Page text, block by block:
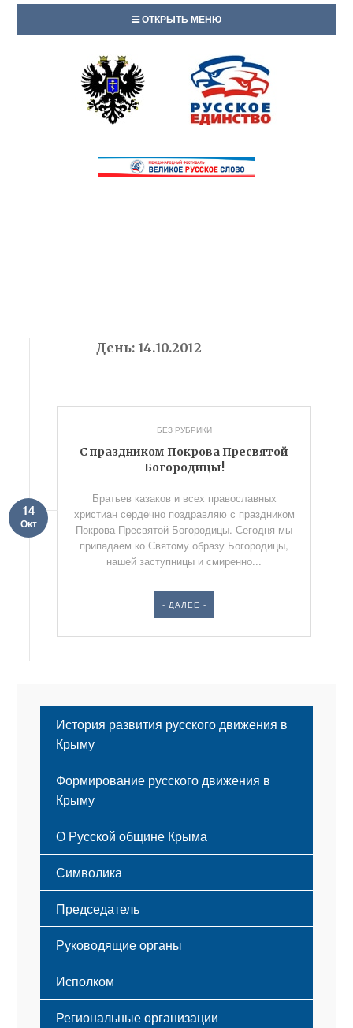
ОТКРЫТЬ МЕНЮ
День:14.10.2012
БЕЗ РУБРИКИ
C праздником Покрова Пресвятой
Богородицы!
14
Окт
Братьев казаков и всех православных
христиан сердечно поздравляю с праздником
Покрова Пресвятой Богородицы. Сегодня мы
припадаем ко Святому образу Богородицы,
нашей заступницы и смиренно...
- ДАЛЕЕ -
История развития русского движения в
Крыму
Формирование русского движения в
Крыму
Русский Крым
О Русской общине Крыма
Этапы становления
Принципы деятельности
Структура
Мероприятия
Символика
Флаг
Герб
Гимн
Председатель
Руководящие органы
Исполком
Региональные организации